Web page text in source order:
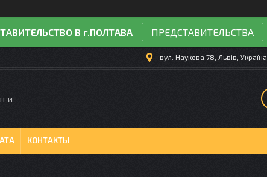
В г.ПОЛТАВА ПРЕДСТАВИТЕЛЬСТВА
вул. Наукова 78, Львів, Україна
и
КОНТАКТЫ